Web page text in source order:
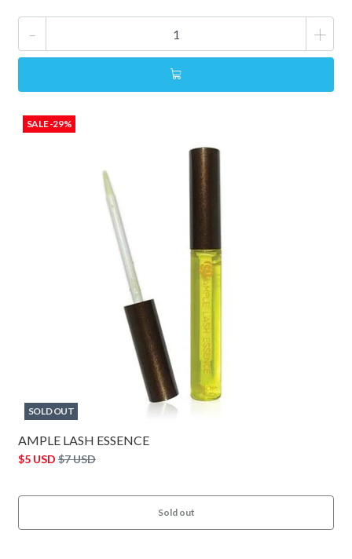
- +
SALE -29%
SOLD OUT
AMPLE LASH ESSENCE
$5 USD $7 USD
Sold out